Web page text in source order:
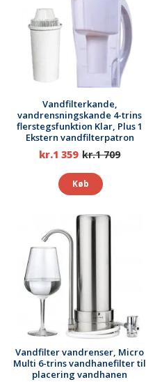
Vandfilterkande,
vandrensningskande 4-trins
flerstegsfunktion Klar, Plus 1
Ekstern vandfilterpatron
kr.1 359 kr.1 709
Køb
Vandfilter vandrenser, Micro
Multi 6-trins vandhanefilter til
placering vandhanen